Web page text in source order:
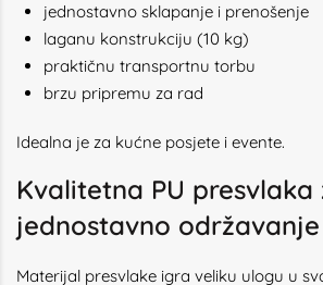
jednostavno sklapanje i prenošenje
laganu konstrukciju (10 kg)
praktičnu transportnu torbu
brzu pripremu za rad
Idealna je za kućne posjete i evente.
Kvalitetna PU presvlaka
jednostavno održavanje
Materijal presvlake igra veliku ulogu u